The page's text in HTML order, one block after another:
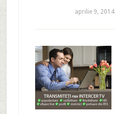
aprilie 9, 2014